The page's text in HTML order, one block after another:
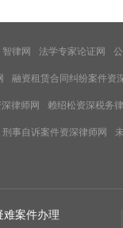
智律网 法学专家论证网
融资租赁合同纠纷案件资
律师网 赖绍松资深税务
刑事自诉案件资深律师网
难案件办理